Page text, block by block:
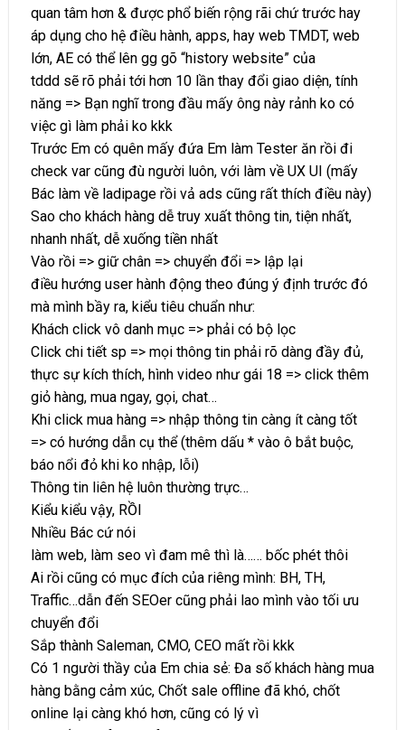
quan tâm hơn & được phổ biến rộng rãi chứ trước hay
áp dụng cho hệ điều hành, apps, hay web TMDT, web
lớn, AE có thể lên gg gõ “history website” của
tddd sẽ rõ phải tới hơn 10 lần thay đổi giao diện, tính
năng => Bạn nghĩ trong đầu mấy ông này rảnh ko có
việc gì làm phải ko kkk
Trước Em có quên mấy đứa Em làm Tester ăn rồi đi
check var cũng đù người luôn, với làm về UX UI (mấy
Bác làm về ladipage rồi vả ads cũng rất thích điều này)
Sao cho khách hàng dễ truy xuất thông tin, tiện nhất,
nhanh nhất, dễ xuống tiền nhất
Vào rồi => giữ chân => chuyển đổi => lập lại
điều hướng user hành động theo đúng ý định trước đó
mà mình bầy ra, kiểu tiêu chuẩn như:
Khách click vô danh mục => phải có bộ lọc
Click chi tiết sp => mọi thông tin phải rõ dàng đầy đủ,
thực sự kích thích, hình video như gái 18 => click thêm
giỏ hàng, mua ngay, gọi, chat…
Khi click mua hàng => nhập thông tin càng ít càng tốt
=> có hướng dẫn cụ thể (thêm dấu * vào ô bắt buộc,
báo nổi đỏ khi ko nhập, lỗi)
Thông tin liên hệ luôn thường trực…
Kiểu kiểu vậy, RỒI
Nhiều Bác cứ nói
làm web, làm seo vì đam mê thì là…… bốc phét thôi
Ai rồi cũng có mục đích của riêng mình: BH, TH,
Traffic…dẫn đến SEOer cũng phải lao mình vào tối ưu
chuyển đổi
Sắp thành Saleman, CMO, CEO mất rồi kkk
Có 1 người thầy của Em chia sẻ: Đa số khách hàng mua
hàng bằng cảm xúc, Chốt sale offline đã khó, chốt
online lại càng khó hơn, cũng có lý vì